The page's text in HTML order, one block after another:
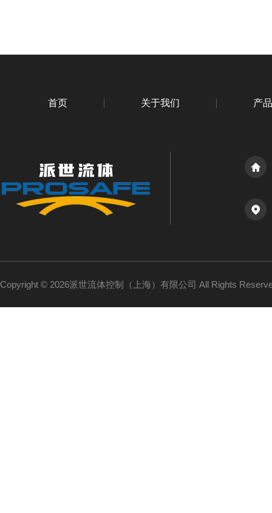
首页 关于我们 产
Copyright © 2026派世流体控制（上海）有限公司 All Rights